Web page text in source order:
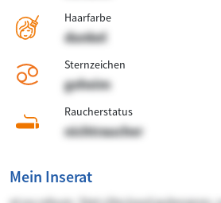
Haarfarbe
dunkel
Sternzeichen
geheim
Raucherstatus
nichtraucher
Mein Inserat